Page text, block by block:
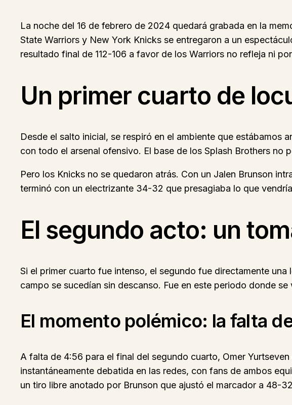
La noche del 16 de febrero de 2024 quedará grabada en la
State Warriors y New York Knicks se entregaron a un
resultado final de 112-106 a favor de los Warriors no refleja ni
Un primer cuarto de
Desde el salto inicial, se respiró en el ambiente que estábamos
con todo el arsenal ofensivo. El base de los Splash Brothers no
Pero los Knicks no se quedaron atrás. Con un Jalen Brunson
terminó con un electrizante 34-32 que presagiaba lo que
El segundo acto: un
Si el primer cuarto fue intenso, el segundo fue directamente
campo se sucedían sin descanso. Fue en este periodo donde
El momento polémico: la falta
A falta de 4:56 para el final del segundo cuarto, Omer
instantáneamente debatida en las redes, con fans de ambos
un tiro libre anotado por Brunson que ajustó el marcador a 48-